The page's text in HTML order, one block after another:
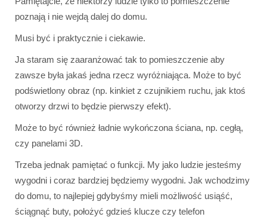
poznają i nie wejdą dalej do domu.
Musi być i praktycznie i ciekawie.
Ja staram się zaaranżować tak to pomieszczenie aby
zawsze była jakaś jedna rzecz wyróżniająca. Może to być
podświetlony obraz (np. kinkiet z czujnikiem ruchu, jak ktoś
otworzy drzwi to będzie pierwszy efekt).
Może to być również ładnie wykończona ściana, np. cegłą,
czy panelami 3D.
Trzeba jednak pamiętać o funkcji. My jako ludzie jesteśmy
wygodni i coraz bardziej będziemy wygodni. Jak wchodzimy
do domu, to najlepiej gdybyśmy mieli możliwość usiąść,
ściągnąć buty, położyć gdzieś klucze czy telefon